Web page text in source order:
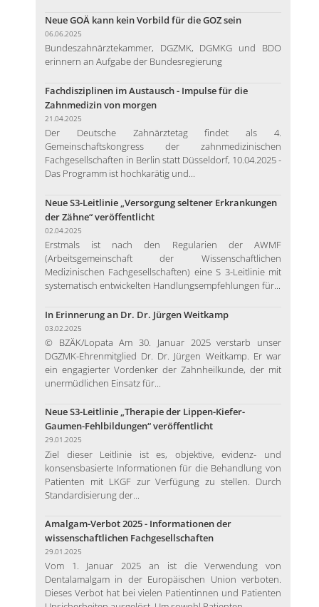
Neue GOÄ kann kein Vorbild für die GOZ sein
06.06.2025
Bundeszahnärztekammer, DGZMK, DGMKG und BDO
erinnern an Aufgabe der Bundesregierung
Fachdisziplinen im Austausch - Impulse für die
Zahnmedizin von morgen
21.04.2025
Der Deutsche Zahnärztetag findet als 4.
Gemeinschaftskongress der zahnmedizinischen
Fachgesellschaften in Berlin statt Düsseldorf, 10.04.2025 -
Das Programm ist hochkarätig und...
Neue S3-Leitlinie „Versorgung seltener Erkrankungen
der Zähne“ veröffentlicht
02.04.2025
Erstmals ist nach den Regularien der AWMF
(Arbeitsgemeinschaft der Wissenschaftlichen
Medizinischen Fachgesellschaften) eine S 3-Leitlinie mit
systematisch entwickelten Handlungsempfehlungen für...
In Erinnerung an Dr. Dr. Jürgen Weitkamp
03.02.2025
© BZÄK/Lopata Am 30. Januar 2025 verstarb unser
DGZMK-Ehrenmitglied Dr. Dr. Jürgen Weitkamp. Er war
ein engagierter Vordenker der Zahnheilkunde, der mit
unermüdlichen Einsatz für...
Neue S3-Leitlinie „Therapie der Lippen-Kiefer-
Gaumen-Fehlbildungen“ veröffentlicht
29.01.2025
Ziel dieser Leitlinie ist es, objektive, evidenz- und
konsensbasierte Informationen für die Behandlung von
Patienten mit LKGF zur Verfügung zu stellen. Durch
Standardisierung der...
Amalgam-Verbot 2025 - Informationen der
wissenschaftlichen Fachgesellschaften
29.01.2025
Vom 1. Januar 2025 an ist die Verwendung von
Dentalamalgam in der Europäischen Union verboten.
Dieses Verbot hat bei vielen Patientinnen und Patienten